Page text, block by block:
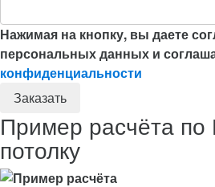
Нажимая на кнопку, вы даете
персональных данных и
конфиденциальности
Пример расчёта по
потолку